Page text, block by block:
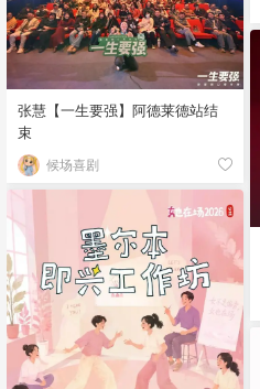
张慧【一生要强】阿德莱德站结
束
候场喜剧